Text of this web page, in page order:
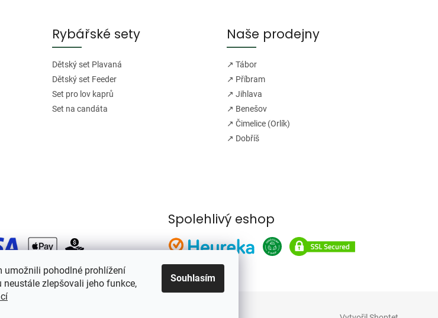
umožnili pohodlné prohlížení
zlepšovali jeho funkce,
Souhlasím
Rybářské sety
Dětský set Plavaná
Dětský set Feeder
Set pro lov kaprů
Set na candáta
Naše prodejny
↗ Tábor
↗ Příbram
↗ Jihlava
↗ Benešov
↗ Čimelice (Orlík)
↗ Dobříš
Spolehlivý eshop